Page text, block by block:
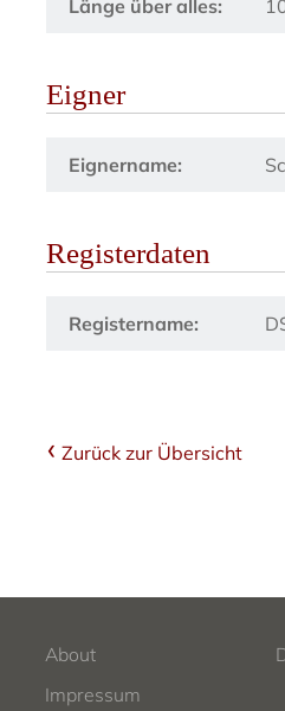
Länge über alles:
Eigner
Eignername:
Registerdaten
Registername:
Zurück zur Übersicht
About
Impressum